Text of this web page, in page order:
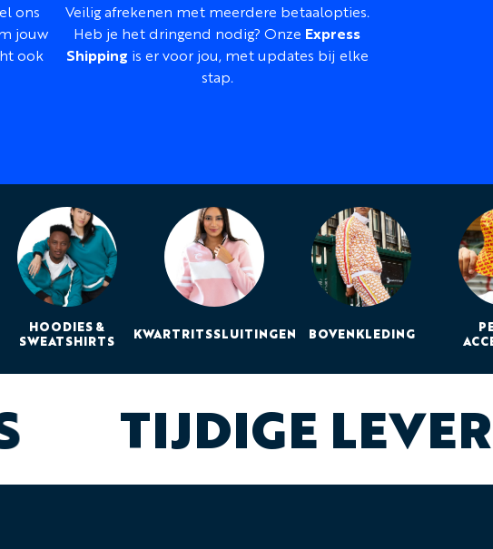
ons
jouw
ook
Veilig afrekenen met meerdere betaalopties.
Heb je het dringend nodig? Onze Express
Shipping is er voor jou, met updates bij elke
stap.
HOODIES &
SWEATSHIRTS
KWARTRITSSLUITINGEN BOVENKLEDING
TIJDIGE